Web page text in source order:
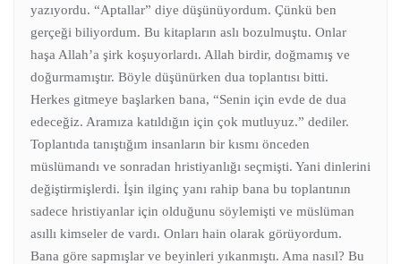
yazıyordu. “Aptallar” diye düşünüyordum. Çünkü ben
gerçeği biliyordum. Bu kitapların aslı bozulmuştu. Onlar
haşa Allah’a şirk koşuyorlardı. Allah birdir, doğmamış ve
doğurmamıştır. Böyle düşünürken dua toplantısı bitti.
Herkes gitmeye başlarken bana, “Senin için evde de dua
edeceğiz. Aramıza katıldığın için çok mutluyuz.” dediler.
Toplantıda tanıştığım insanların bir kısmı önceden
müslümandı ve sonradan hristiyanlığı seçmişti. Yani dinlerini
değiştirmişlerdi. İşin ilginç yanı rahip bana bu toplantının
sadece hristiyanlar için olduğunu söylemişti ve müslüman
asıllı kimseler de vardı. Onları hain olarak görüyordum.
Bana göre sapmışlar ve beyinleri yıkanmıştı. Ama nasıl? Bu